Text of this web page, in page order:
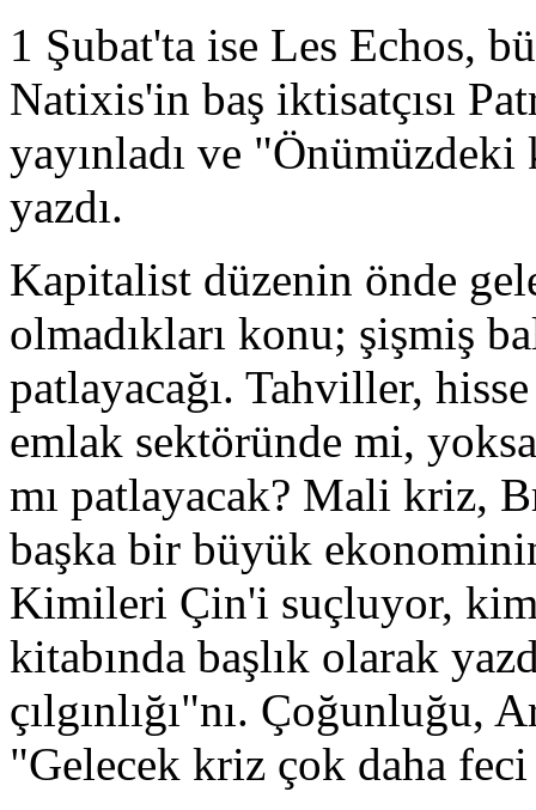
1 Şubat'ta ise Les Echos,
Natixis'in baş iktisatçısı
yayınladı ve
yazdı.
Kapitalist düzenin önde
olmadıkları konu; şişmiş
patlayacağı. Tahviller,
emlak sektöründe mi,
mı patlayacak? Mali kriz,
başka bir büyük
Kimileri Çin'i suçluyor,
kitabında başlık olarak
çılgınlığı"nı. Çoğunluğu,
"Gelecek kriz çok daha